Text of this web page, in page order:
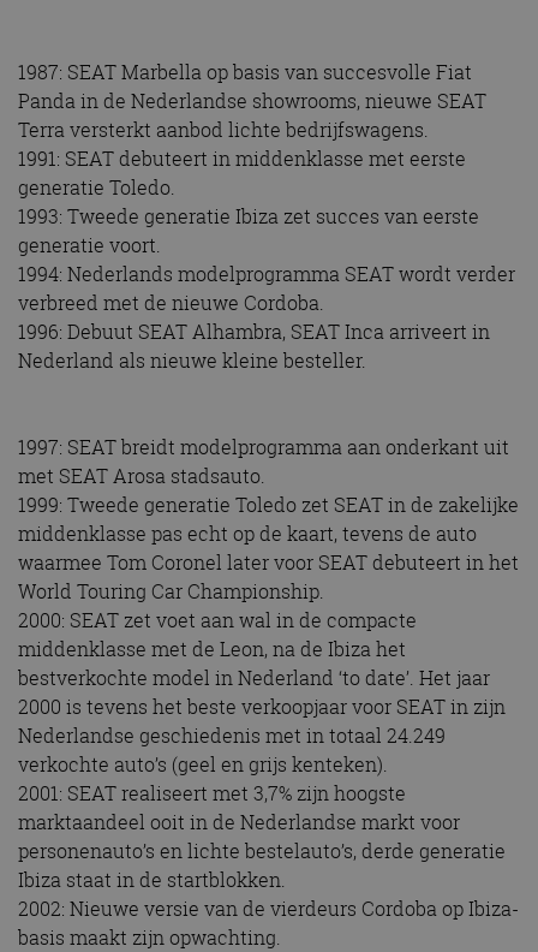
1987: SEAT Marbella op basis van succesvolle Fiat
Panda in de Nederlandse showrooms, nieuwe SEAT
Terra versterkt aanbod lichte bedrijfswagens.
1991: SEAT debuteert in middenklasse met eerste
generatie Toledo.
1993: Tweede generatie Ibiza zet succes van eerste
generatie voort.
1994: Nederlands modelprogramma SEAT wordt verder
verbreed met de nieuwe Cordoba.
1996: Debuut SEAT Alhambra, SEAT Inca arriveert in
Nederland als nieuwe kleine besteller.
1997: SEAT breidt modelprogramma aan onderkant uit
met SEAT Arosa stadsauto.
1999: Tweede generatie Toledo zet SEAT in de zakelijke
middenklasse pas echt op de kaart, tevens de auto
waarmee Tom Coronel later voor SEAT debuteert in het
World Touring Car Championship.
2000: SEAT zet voet aan wal in de compacte
middenklasse met de Leon, na de Ibiza het
bestverkochte model in Nederland ‘to date’. Het jaar
2000 is tevens het beste verkoopjaar voor SEAT in zijn
Nederlandse geschiedenis met in totaal 24.249
verkochte auto’s (geel en grijs kenteken).
2001: SEAT realiseert met 3,7% zijn hoogste
marktaandeel ooit in de Nederlandse markt voor
personenauto’s en lichte bestelauto’s, derde generatie
Ibiza staat in de startblokken.
2002: Nieuwe versie van de vierdeurs Cordoba op Ibiza-
basis maakt zijn opwachting.